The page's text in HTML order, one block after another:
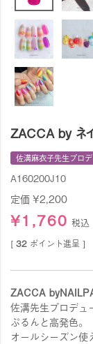
ZACCA by ネ
佐溝麻衣子先生プロ
A160200J10
定価¥2,200
¥1,760 税込
[ 32 ポイント進呈 ]
ZACCA
佐溝先生プロデュ
ぷるんと高発色。
オールシーズン使